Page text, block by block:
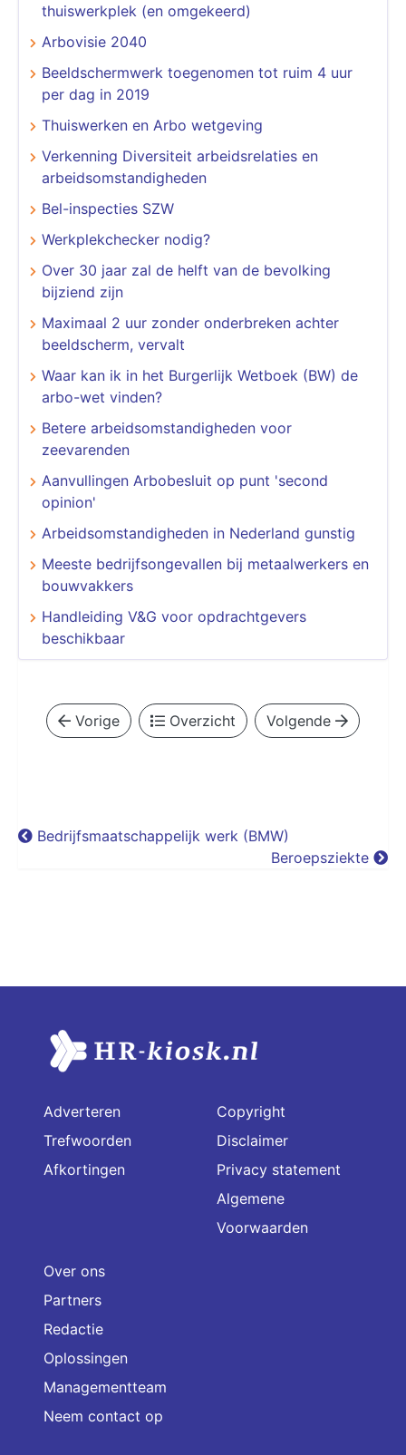
thuiswerkplek (en omgekeerd)
Arbovisie 2040
Beeldschermwerk toegenomen tot ruim 4 uur
per dag in 2019
Thuiswerken en Arbo wetgeving
Verkenning Diversiteit arbeidsrelaties en
arbeidsomstandigheden
Bel-inspecties SZW
Werkplekchecker nodig?
Over 30 jaar zal de helft van de bevolking
bijziend zijn
Maximaal 2 uur zonder onderbreken achter
beeldscherm, vervalt
Waar kan ik in het Burgerlijk Wetboek (BW) de
arbo-wet vinden?
Betere arbeidsomstandigheden voor
zeevarenden
Aanvullingen Arbobesluit op punt 'second
opinion'
Arbeidsomstandigheden in Nederland gunstig
Meeste bedrijfsongevallen bij metaalwerkers en
bouwvakkers
Handleiding V&G voor opdrachtgevers
beschikbaar
Vorige Overzicht Volgende
Bedrijfsmaatschappelijk werk (BMW)
Beroepsziekte
Adverteren
Trefwoorden
Afkortingen
Copyright
Disclaimer
Privacy statement
Algemene
Voorwaarden
Over ons
Partners
Redactie
Oplossingen
Managementteam
Neem contact op